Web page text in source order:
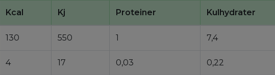
Kcal Kj Proteiner Kulhydrater
130 550 1 7,4
4 17 0,03 0,22